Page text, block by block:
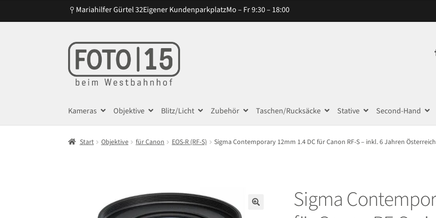
Mariahilfer Gürtel 32Eigener KundenparkplatzMo – Fr 9:30 – 18:00
Zur
Navigation
springen
Zum
Inhalt
springen
Kameras Objektive Blitz/Licht Zubehör Taschen/Rucksäcke Stative Second-Hand
Start Objektive für Canon EOS-R (RF-S) Sigma Contemporary 12mm 1.4 DC für Canon RF-S – inkl. 6 Jahren
Sigma